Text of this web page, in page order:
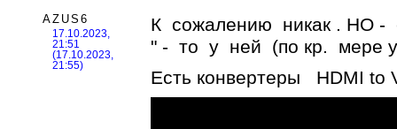
AZUS6
17.10.2023,
21:51
(17.10.2023,
21:55)
К сожалению никак . НО -
" - то у ней (по кр. мере
Есть конвертеры HDMI to